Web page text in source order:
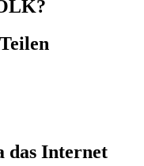
das Internet